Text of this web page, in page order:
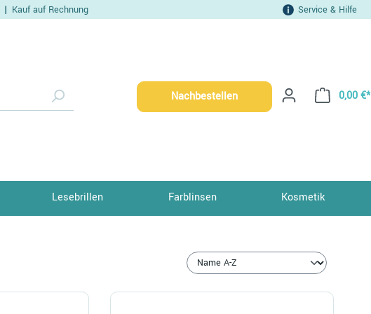
| Kauf auf Rechnung Service & Hilfe
0,00 €*
Nachbestellen
Lesebrillen Farblinsen Kosmetik